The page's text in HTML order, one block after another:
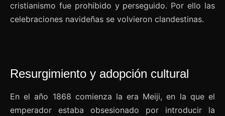
cristianismo fue prohibido y perseguido. Por ello las
celebraciones navideñas se volvieron clandestinas.
Resurgimiento y adopción cultural
En el año 1868 comienza la era Meiji, en la que el
emperador estaba obsesionado por introducir la